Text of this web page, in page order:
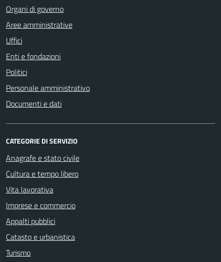
Organi di governo
Aree amministrative
Uffici
Enti e fondazioni
Politici
Personale amministrativo
Documenti e dati
CATEGORIE DI SERVIZIO
Anagrafe e stato civile
Cultura e tempo libero
Vita lavorativa
Imprese e commercio
Appalti pubblici
Catasto e urbanistica
Turismo